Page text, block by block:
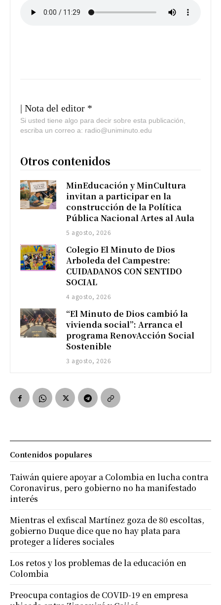
| Nota del editor *
Si usted tiene algo para decir sobre esta publicación,
escriba un correo a: radio@uniminuto.edu
Otros contenidos
MinEducación y MinCultura
invitan a participar en la
construcción de la Política
Pública Nacional Artes al Aula
5 agosto, 2026
Colegio El Minuto de Dios
Arboleda del Campestre:
CUIDADANOS CON SENTIDO
SOCIAL
4 agosto, 2026
“El Minuto de Dios cambió la
vivienda social”: Arranca el
programa RenovAcción Social
Sostenible
3 agosto, 2026
Contenidos populares
Taiwán quiere apoyar a Colombia en lucha contra
Coronavirus, pero gobierno no ha manifestado
interés
Mientras el exfiscal Martínez goza de 80 escoltas,
gobierno Duque dice que no hay plata para
proteger a líderes sociales
Los retos y los problemas de la educación en
Colombia
Preocupa contagios de COVID-19 en empresa